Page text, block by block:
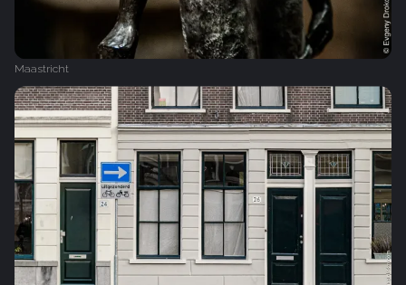
Maastricht